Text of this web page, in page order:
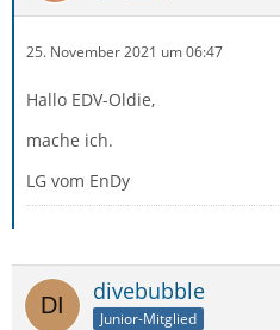
25. November 2021 um 06:47
Hallo EDV-Oldie,
mache ich.
LG vom EnDy
divebubble
Junior-Mitglied